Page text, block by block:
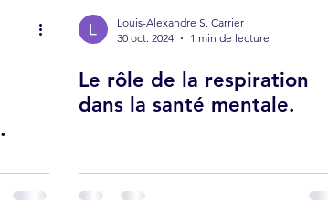
Louis-Alexandre S. Carrier
30 oct. 2024
1 min de lecture
Le rôle de la respiration
dans la santé mentale.